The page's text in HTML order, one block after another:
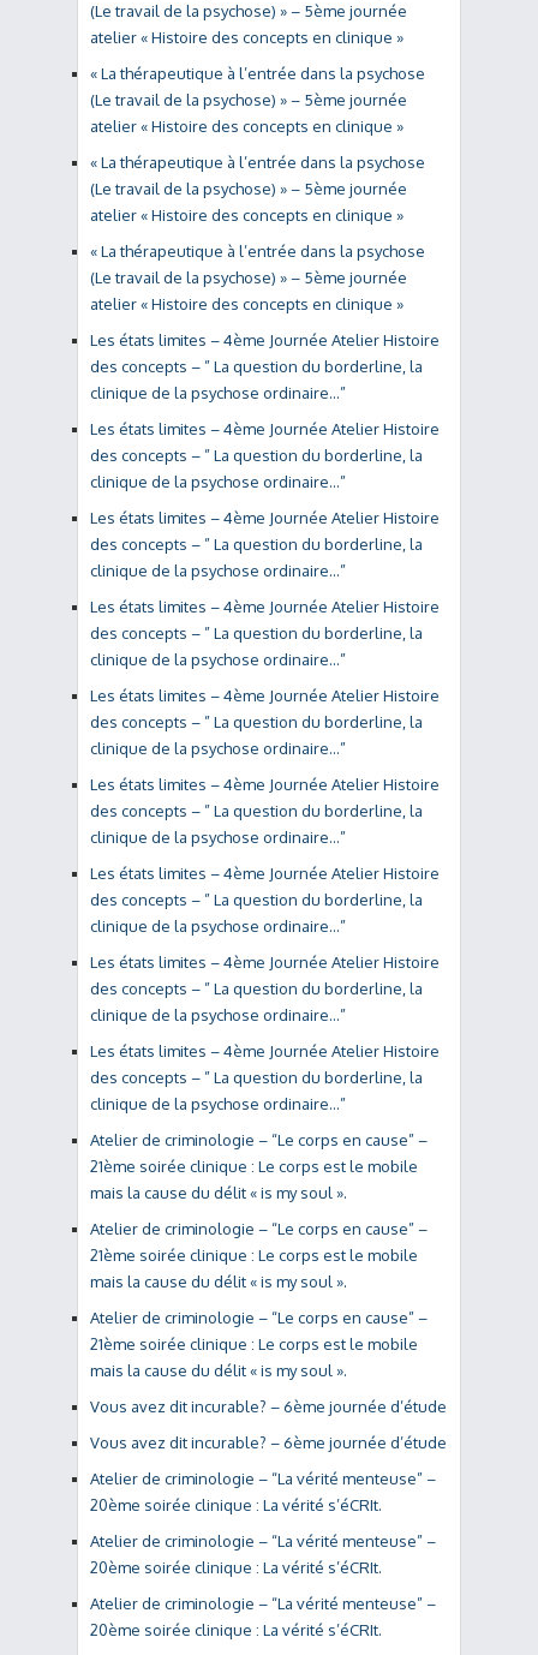
(Le travail de la psychose) » – 5ème journée
atelier « Histoire des concepts en clinique »
« La thérapeutique à l’entrée dans la psychose
(Le travail de la psychose) » – 5ème journée
atelier « Histoire des concepts en clinique »
« La thérapeutique à l’entrée dans la psychose
(Le travail de la psychose) » – 5ème journée
atelier « Histoire des concepts en clinique »
« La thérapeutique à l’entrée dans la psychose
(Le travail de la psychose) » – 5ème journée
atelier « Histoire des concepts en clinique »
Les états limites – 4ème Journée Atelier Histoire
des concepts – ” La question du borderline, la
clinique de la psychose ordinaire…”
Les états limites – 4ème Journée Atelier Histoire
des concepts – ” La question du borderline, la
clinique de la psychose ordinaire…”
Les états limites – 4ème Journée Atelier Histoire
des concepts – ” La question du borderline, la
clinique de la psychose ordinaire…”
Les états limites – 4ème Journée Atelier Histoire
des concepts – ” La question du borderline, la
clinique de la psychose ordinaire…”
Les états limites – 4ème Journée Atelier Histoire
des concepts – ” La question du borderline, la
clinique de la psychose ordinaire…”
Les états limites – 4ème Journée Atelier Histoire
des concepts – ” La question du borderline, la
clinique de la psychose ordinaire…”
Les états limites – 4ème Journée Atelier Histoire
des concepts – ” La question du borderline, la
clinique de la psychose ordinaire…”
Les états limites – 4ème Journée Atelier Histoire
des concepts – ” La question du borderline, la
clinique de la psychose ordinaire…”
Les états limites – 4ème Journée Atelier Histoire
des concepts – ” La question du borderline, la
clinique de la psychose ordinaire…”
Atelier de criminologie – “Le corps en cause” –
21ème soirée clinique : Le corps est le mobile
mais la cause du délit « is my soul ».
Atelier de criminologie – “Le corps en cause” –
21ème soirée clinique : Le corps est le mobile
mais la cause du délit « is my soul ».
Atelier de criminologie – “Le corps en cause” –
21ème soirée clinique : Le corps est le mobile
mais la cause du délit « is my soul ».
Vous avez dit incurable? – 6ème journée d’étude
Vous avez dit incurable? – 6ème journée d’étude
Atelier de criminologie – “La vérité menteuse” –
20ème soirée clinique : La vérité s’éCRIt.
Atelier de criminologie – “La vérité menteuse” –
20ème soirée clinique : La vérité s’éCRIt.
Atelier de criminologie – “La vérité menteuse” –
20ème soirée clinique : La vérité s’éCRIt.